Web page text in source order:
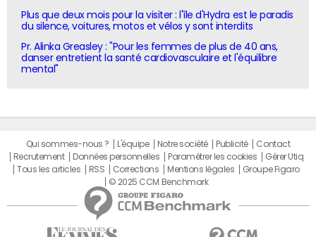
Plus que deux mois pour la visiter : l'île d'Hydra est le paradis
du silence, voitures, motos et vélos y sont interdits
Pr. Alinka Greasley : "Pour les femmes de plus de 40 ans,
danser entretient la santé cardiovasculaire et l'équilibre
mental"
Qui sommes-nous ? L'équipe Notre société Publicité
Contact
Recrutement
Données personnelles Paramétrer les cookies
Gérer Utiq
Tous les articles
RSS Corrections Mentions légales
Groupe Figaro
© 2025 CCM Benchmark